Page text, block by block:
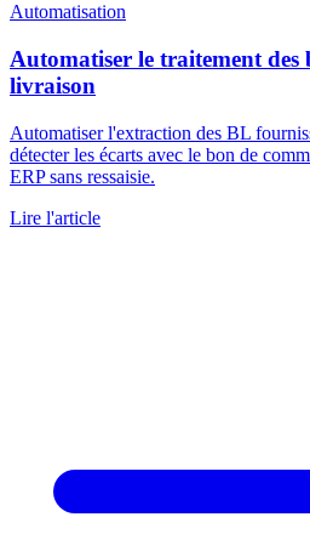
Automatisation
Automatiser le traitement des
livraison
Automatiser l'extraction des BL
détecter les écarts avec le bon de
ERP sans ressaisie.
Lire l'article